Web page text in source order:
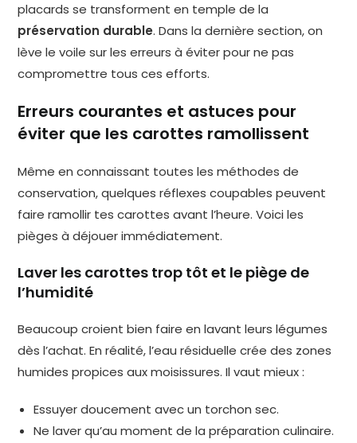
placards se transforment en temple de la
préservation durable. Dans la dernière section, on
lève le voile sur les erreurs à éviter pour ne pas
compromettre tous ces efforts.
Erreurs courantes et astuces pour
éviter que les carottes ramollissent
Même en connaissant toutes les méthodes de
conservation, quelques réflexes coupables peuvent
faire ramollir tes carottes avant l’heure. Voici les
pièges à déjouer immédiatement.
Laver les carottes trop tôt et le piège de
l’humidité
Beaucoup croient bien faire en lavant leurs légumes
dès l’achat. En réalité, l’eau résiduelle crée des zones
humides propices aux moisissures. Il vaut mieux :
Essuyer doucement avec un torchon sec.
Ne laver qu’au moment de la préparation culinaire.